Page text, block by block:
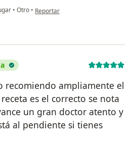
• Otro • en opinión del usuario MN
Reportar
recomiendo ampliamente el
es el correcto se nota
un gran doctor atento y
al pendiente si tienes